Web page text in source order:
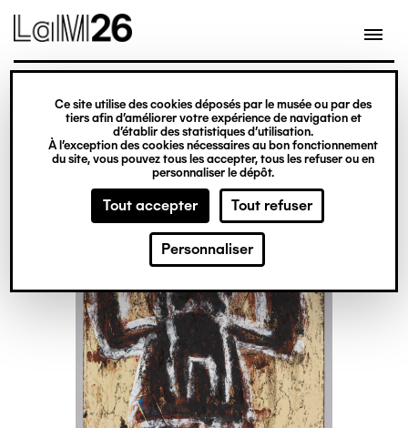
Gestion des cookies
Ce site utilise des cookies déposés par le musée ou par des
tiers afin d’améliorer votre expérience de navigation et
d’établir des statistiques d’utilisation.
À l’exception des cookies nécessaires au bon fonctionnement
du site, vous pouvez tous les accepter, tous les refuser ou en
personnaliser le dépôt.
Tout accepter Tout refuser
Personnaliser
contenu